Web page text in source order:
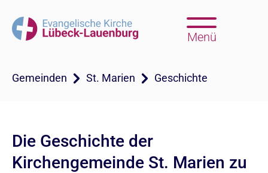
Menü
Gemeinden St. Marien Geschichte
Die Geschichte der
Kirchengemeinde St. Marien zu